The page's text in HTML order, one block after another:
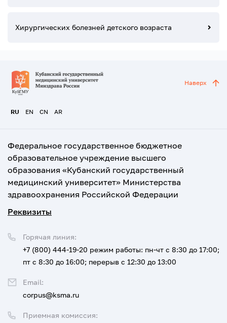
Хирургических болезней детского возраста
RU EN CN AR
Наверх
Федеральное государственное бюджетное
образовательное учреждение высшего
образования «Кубанский государственный
медицинский университет» Министерства
здравоохранения Российской Федерации
Реквизиты
Приемная комиссия:
Горячая линия:
+7 (800) 444-19-20 режим работы: пн-чт с 8:30 до 17:00;
пт с 8:30 до 16:00; перерыв с 12:30 до 13:00
Email:
corpus@ksma.ru